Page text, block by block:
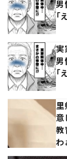
男
「
男
「
意
教
わ